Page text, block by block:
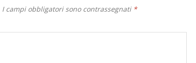
I campi obbligatori sono contrassegnati *